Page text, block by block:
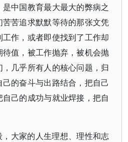
中国教育最大最大的弊病之
苦追求默默等待的那张文凭
作，或者即使找到了工作却
值，被工作抛弃，被机会抛
几乎所有人的核心问题，归
的奋斗与出路结合，把自己
己的成功与就业焊接，把自
大家的人生理想、理性和志